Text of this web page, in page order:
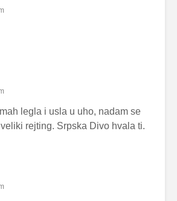
legla i usla u uho, nadam se
rejting. Srpska Divo hvala ti.